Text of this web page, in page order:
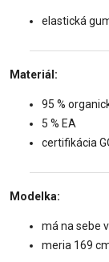
elastická
Materiál:
95 %
5 % EA
certifikácia
Modelka:
má na sebe
meria 169